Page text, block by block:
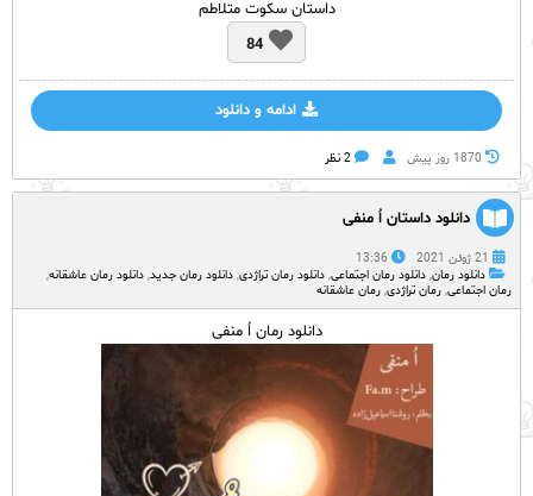
داستان سکوت متلاطم
84
ادامه و دانلود
1870 روز پيش 2 نظر
دانلود داستان اُ منفی
21 ژوئن 2021
13:36
دانلود رمان, دانلود رمان اجتماعی, دانلود رمان تراژدی, دانلود رمان جدید, دانلود رمان عاشقانه,
رمان اجتماعی, رمان تراژدی, رمان عاشقانه
دانلود رمان اُ منفی